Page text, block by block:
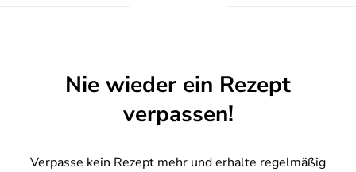
Nie wieder ein Rezept
verpassen!
Verpasse kein Rezept mehr und erhalte regelmäßig